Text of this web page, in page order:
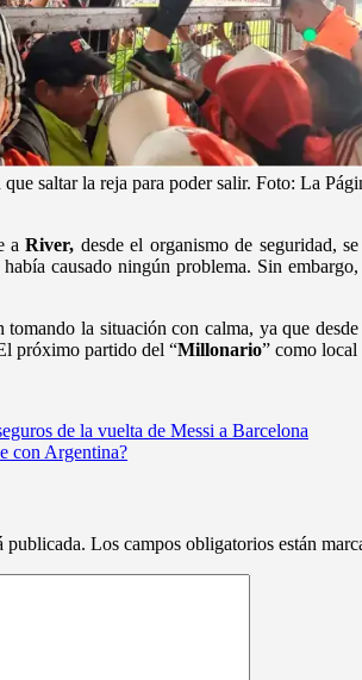
saltar la reja para poder salir. Foto: La
aRiver, desde el organismo de seguridad,
causado ningún problema. Sin
tomando la situación con calma, ya que
próximo partido del “Millonario” como local
de la vuelta de Messi a Barcelona
con Argentina?
publicada. Los campos obligatorios están